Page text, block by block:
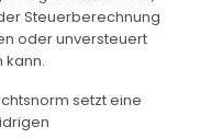
Steuerberechnung
oder unversteuert
setzt eine